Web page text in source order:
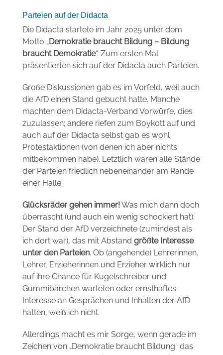
Parteien auf der Didacta
Die Didacta startete im Jahr 2025 unter dem
Motto „Demokratie braucht Bildung – Bildung
braucht Demokratie“. Zum ersten Mal
präsentierten sich auf der Didacta auch Parteien.
Große Diskussionen gab es im Vorfeld, weil auch
die AfD einen Stand gebucht hatte. Manche
machten dem Didacta-Verband Vorwürfe, dies
zuzulassen; andere riefen zum Boykott auf und
auch auf der Didacta selbst gab es wohl
Protestaktionen (von denen ich aber nichts
mitbekommen habe). Letztlich waren alle Stände
der Parteien friedlich nebeneinander am Rande
einer Halle.
Glücksräder gehen immer!Was mich dann doch
überrascht (und auch ein wenig schockiert hat):
Der Stand der AfD verzeichnete (zumindest als
ich dort war), das mit Abstand größte Interesse
unter den Parteien. Ob (angehende) Lehrerinnen,
Lehrer, Erzieherinnen und Erzieher wirklich nur
auf ihre Chance für Kugelschreiber und
Gummibärchen warteten oder ernsthaftes
Interesse an Gesprächen und Inhalten der AfD
hatten, weiß ich nicht.
Allerdings macht es mir Sorge, wenn gerade im
Zeichen von „Demokratie braucht Bildung“ das